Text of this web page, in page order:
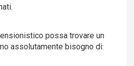
possa trovare un
assolutamente bisogno di: